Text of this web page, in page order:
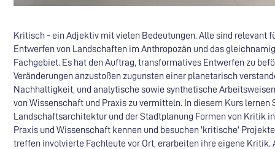
Kritisch - ein Adjektiv mit vielen Bedeutungen. Alle sind relevant
Entwerfen von Landschaften im Anthropozän und das
Fachgebiet. Es hat den Auftrag, transformatives Entwerfen zu
Veränderungen anzustoßen zugunsten einer planetarisch
Nachhaltigkeit, und analytische sowie synthetische
von Wissenschaft und Praxis zu vermitteln. In diesem Kurs lernen
Landschaftsarchitektur und der Stadtplanung Formen von Kritik
Praxis und Wissenschaft kennen und besuchen 'kritische'
treffen involvierte Fachleute vor Ort, erarbeiten ihre eigene Kritik.